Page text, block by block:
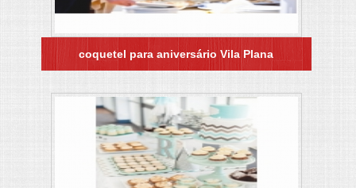
coquetel para aniversário Vila Plana